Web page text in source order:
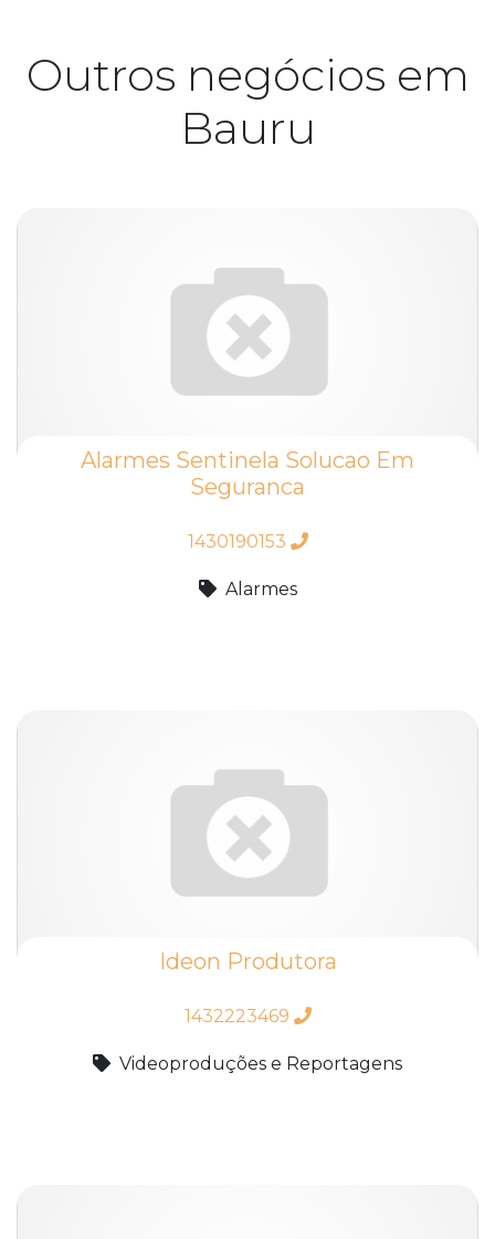
Outros negócios em
Bauru
Alarmes Sentinela Solucao Em
Seguranca
1430190153
Alarmes
Ideon Produtora
1432223469
Videoproduções e Reportagens